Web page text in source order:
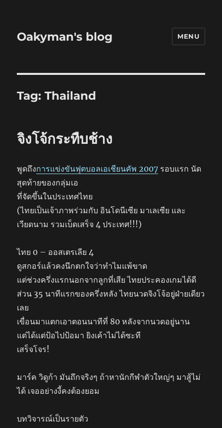
Oakyman's blog MENU
Tag:Thailand
จิงโจ้กระทืบช้าง
พูดถึงการแข่งขันฟุตบอลเอเชียนคัพ 2007 รอบแรก นัด
สุดท้ายของกลุ่มเอ
ที่จัดขึ้นในประเทศไทย
(ไทยเป็นเจ้าภาพร่วมกับ อินโดนีเซีย มาเลเซีย และ
เวียดนาม รวมเบ็ดเสร็จ 4 ประเทศ!!!)
ไทย 0 – ออสเตรเลีย 4
ดูสกอร์แล้วคงนึกตกใจว่าทำไมแพ้ขาด
แต่ช่วงครึ่งแรกนอกจากลูกที่เสีย ไทยประคองเกมได้ดี
ส่วน 35 นาทีแรกของครึ่งหลัง ไทยนวดจิงโจ้อยู่ฝ่ายเดียว
เลย
เขื่อนมาแตกเอาตอนนาทีที่ 80 หลังจากนวดอยู่นาน
แต่ได้แต่ป้อไปป้อมา ยิงเค้าไม่ได้ซะที
เสร็จโจร!
มาร์ค วิดูก้า มันถึกจริงๆ ถ้าหานักกีฬาตัวใหญ่ๆ มาสู้ไม่
ได้ เจออย่างงี้คงต้องยอม
บทวิจารณ์เป็นรายตัว